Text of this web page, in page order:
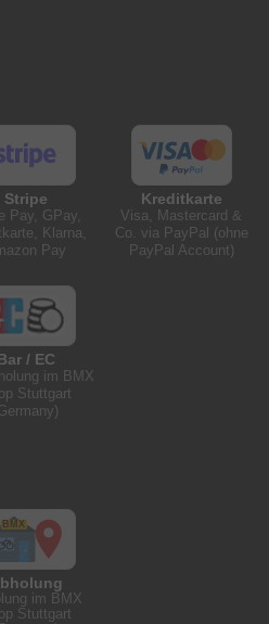
Stripe
Pay, GPay,
Klarna,
Pay
Kreditkarte
Visa, Mastercard &
Co. via PayPal (ohne
PayPal Account)
/ EC
im BMX
Stuttgart
im BMX
Stuttgart